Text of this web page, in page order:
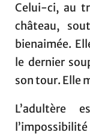
Celui-ci, au
château,
bienaimée.
le dernier
son tour. Elle